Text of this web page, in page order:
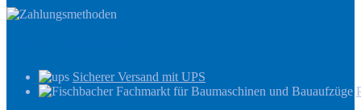
Sicherer Versand mit UPS